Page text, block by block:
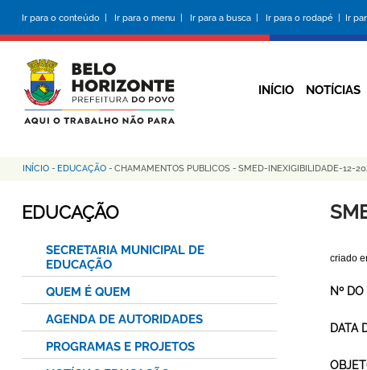
conteúdo
principal
Ir para o conteúdo | Ir para o menu | Ir para a busca | Ir para o rodapé | Ir
INÍCIO NOTÍCIAS
Trilha
de
INÍCIO - EDUCAÇÃO - CHAMAMENTOS PUBLICOS - SMED-INEXIGIBILIDADE-12-
criado
Nº
DATA
EDUCAÇÃO
SECRETARIA MUNICIPAL DE
EDUCAÇÃO
QUEM É QUEM
AGENDA DE AUTORIDADES
PROGRAMAS E PROJETOS